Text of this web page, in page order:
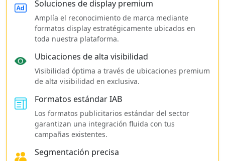
Soluciones de display premium
Amplía el reconocimiento de marca mediante
formatos display estratégicamente ubicados en
toda nuestra plataforma.
Ubicaciones de alta visibilidad
Visibilidad óptima a través de ubicaciones premium
de alta visibilidad en exclusiva.
Formatos estándar IAB
Los formatos publicitarios estándar del sector
garantizan una integración fluida con tus
campañas existentes.
Segmentación precisa